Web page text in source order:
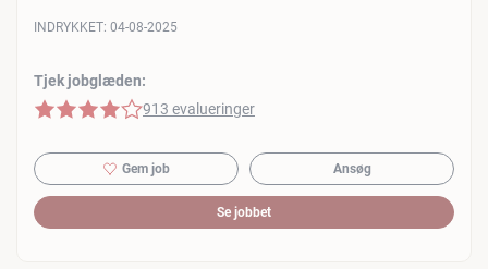
Tjek jobglæden:
4 af 5 stjerner
913 evalueringer
INDRYKKET: 04-08-2025
Gem job Ansøg
Se jobbet